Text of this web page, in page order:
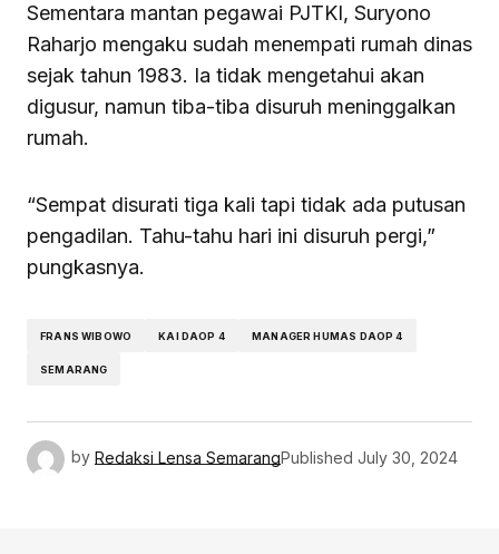
Sementara mantan pegawai PJTKI, Suryono
Raharjo mengaku sudah menempati rumah dinas
sejak tahun 1983. Ia tidak mengetahui akan
digusur, namun tiba-tiba disuruh meninggalkan
rumah.
“Sempat disurati tiga kali tapi tidak ada putusan
pengadilan. Tahu-tahu hari ini disuruh pergi,”
pungkasnya.
FRANS WIBOWO KAI DAOP 4 MANAGER HUMAS DAOP 4
SEMARANG
by Redaksi Lensa SemarangPublished July 30, 2024